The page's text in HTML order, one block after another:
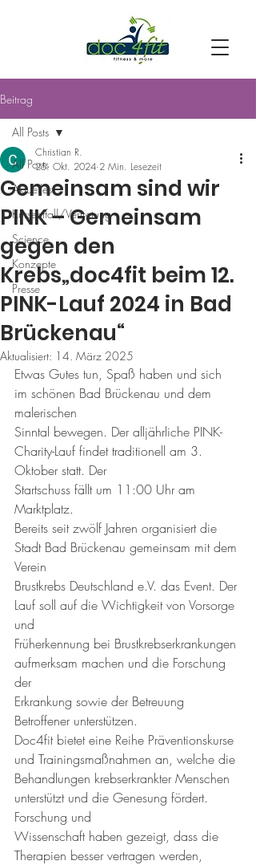
Beitrag
All Posts
Aktuelles
Kursentfall/Vertretung
Science
Konzepte
Presse
All Posts
Gemeinsam sind wir
PINK – Gemeinsam
gegen den
Krebs„doc4fit beim 12.
PINK-Lauf 2024 in Bad
Brückenau“
Christian R.
25. Okt. 2024 2 Min. Lesezeit
Aktualisiert: 14. März 2025
Etwas Gutes tun, Spaß haben und sich
im schönen Bad Brückenau und dem
malerischen
Sinntal bewegen. Der alljährliche PINK-
Charity-Lauf findet traditionell am 3.
Oktober statt. Der
Startschuss fällt um 11:00 Uhr am
Marktplatz.
Bereits seit zwölf Jahren organisiert die
Stadt Bad Brückenau gemeinsam mit dem
Verein
Brustkrebs Deutschland e.V. das Event. Der
Lauf soll auf die Wichtigkeit von Vorsorge
und
Früherkennung bei Brustkrebserkrankungen
aufmerksam machen und die Forschung
der
Erkrankung sowie der Betreuung
Betroffener unterstützen.
Doc4fit bietet eine Reihe Präventionskurse
und Trainingsmaßnahmen an, welche die
Behandlungen krebserkrankter Menschen
unterstützt und die Genesung fördert.
Forschung und
Wissenschaft haben gezeigt, dass die
Therapien besser vertragen werden,